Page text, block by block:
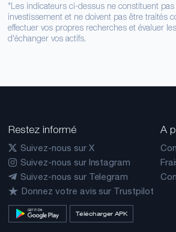
*Les indicateurs ci-dessus ne constituent
investissement et ne doivent pas être traités
effectuer vos propres recherches et évaluer
d'échanger vos actifs.
Restez informé
Suivez-nous sur X
Suivez-nous sur Instagram
Suivez-nous sur Telegram
Donnez votre avis sur Trustpilot
Télécharger APK
A